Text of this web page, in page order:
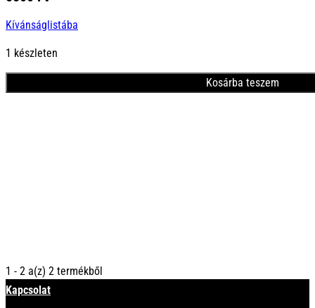
Kívánságlistába
1 készleten
Kosárba teszem
1 - 2 a(z) 2 termékből
Kapcsolat